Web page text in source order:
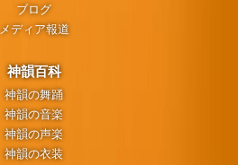
ブログ
メディア報道
神韻百科
神韻の舞踊
神韻の音楽
神韻の声楽
神韻の衣装